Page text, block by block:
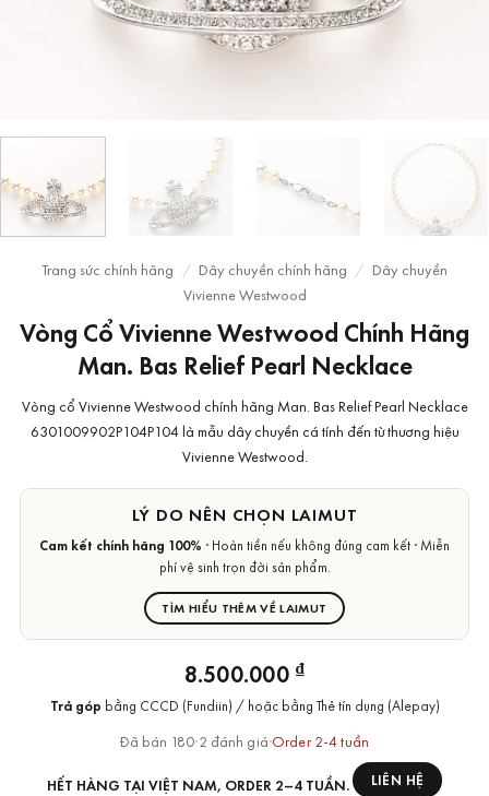
Trang sức chính hãng / Dây chuyền chính hãng / Dây chuyền
Vivienne Westwood
Vòng Cổ Vivienne Westwood Chính Hãng
Man. Bas Relief Pearl Necklace
Vòng cổ Vivienne Westwood chính hãng Man. Bas Relief Pearl Necklace
6301009902P104P104 là mẫu dây chuyền cá tính đến từ thương hiệu
Vivienne Westwood.
LÝ DO NÊN CHỌN LAIMUT
Cam kết chính hãng 100% · Hoàn tiền nếu không đúng cam kết · Miễn
phí vệ sinh trọn đời sản phẩm.
TÌM HIỂU THÊM VỀ LAIMUT
8.500.000 ₫
Trả góp bằng CCCD (Fundiin) / hoặc bằng Thẻ tín dụng (Alepay)
Đã bán 180·2 đánh giá·Order 2-4 tuần
HẾT HÀNG TẠI VIỆT NAM, ORDER 2–4 TUẦN. LIÊN HỆ